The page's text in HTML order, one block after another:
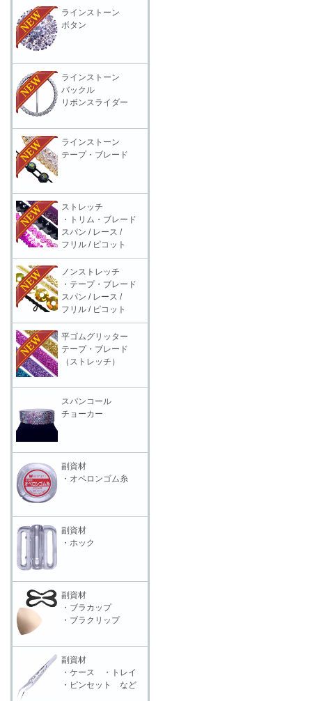
ラインストーン
ボタン
ラインストーン
バックル
リボンスライダー
ラインストーン
テープ・ブレード
ストレッチ
・トリム・ブレード
スパン / レース /
フリル / ピコット
ノンストレッチ
・テープ・ブレード
スパン / レース /
フリル / ピコット
平ゴムグリッター
テープ・ブレード
（ストレッチ）
スパンコール
チョーカー
副資材
・オペロンゴム糸
副資材
・ホック
副資材
・ブラカップ
・ブラクリップ
副資材
・ケース ・トレイ
・ピンセット など